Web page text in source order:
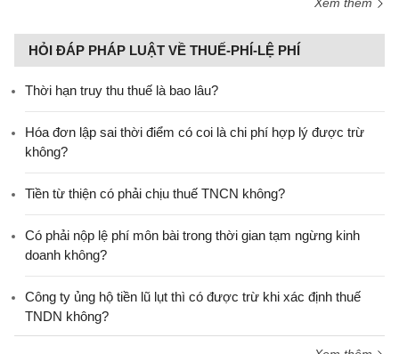
HỎI ĐÁP PHÁP LUẬT VỀ THUẾ-PHÍ-LỆ PHÍ
Thời hạn truy thu thuế là bao lâu?
Hóa đơn lập sai thời điểm có coi là chi phí hợp lý được trừ
không?
Tiền từ thiện có phải chịu thuế TNCN không?
Có phải nộp lệ phí môn bài trong thời gian tạm ngừng kinh
doanh không?
Công ty ủng hộ tiền lũ lụt thì có được trừ khi xác định thuế
TNDN không?